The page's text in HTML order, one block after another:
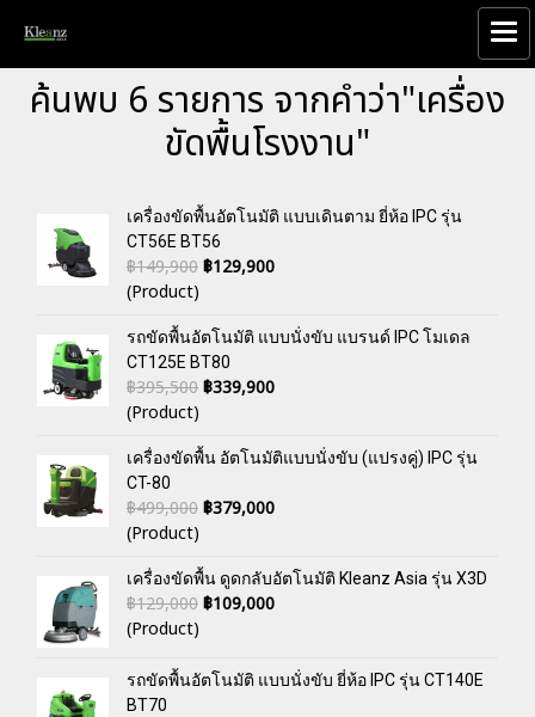
ค้นพบ 6 รายการ จากคำว่า"เครื่อง
ขัดพื้นโรงงาน"
เครื่องขัดพื้นอัตโนมัติ แบบเดินตาม ยี่ห้อ IPC รุ่น
CT56E BT56
฿149,900฿129,900
(Product)
รถขัดพื้นอัตโนมัติ แบบนั่งขับ แบรนด์ IPC โมเดล
CT125E BT80
฿395,500฿339,900
(Product)
เครื่องขัดพื้น อัตโนมัติแบบนั่งขับ (แปรงคู่) IPC รุ่น
CT-80
฿499,000฿379,000
(Product)
เครื่องขัดพื้น ดูดกลับอัตโนมัติ Kleanz Asia รุ่น X3D
฿129,000฿109,000
(Product)
รถขัดพื้นอัตโนมัติ แบบนั่งขับ ยี่ห้อ IPC รุ่น CT140E
BT70